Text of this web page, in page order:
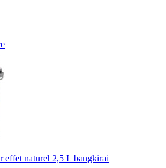
effet naturel 2,5 L bangkirai